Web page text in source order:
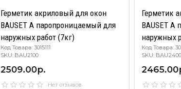
Герметик акриловый для окон
BAUSET A паропроницаемый для
наружных работ (7кг)
Код Товара: 3015111
SKU: BAU2100
2509.00р.
Нет отзывов
Герметик
BAUSET
наружных
ведро
Код Товара:
SKU: